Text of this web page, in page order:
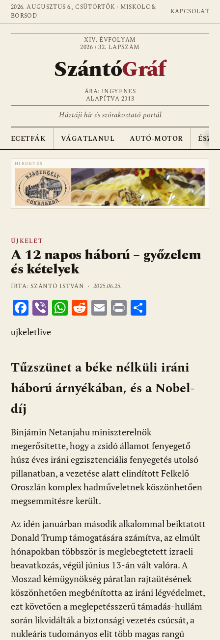
2026. AUGUSZTUS 6., CSÜTÖRTÖK · MISKOLC &
BORSOD
KAPCSOLAT
XIV. ÉVFOLYAM
2026 / 32. LAPSZÁM
SzántóGráf
ÁRA: INGYENES
ALAPÍTVA 2013
Háztáji hír és szórakoztató portál
ECETFÁK VÁGATLANUL AUTÓ-MOTOR
HIRDETÉS
ÚJKELET
A 12 napos háború – győzelem
és kételyek
ÍRTA: SZÁNTÓ ISTVÁN ·2025.06.25.
F
ac
e
o
o
Vi
er
W
A
p
p
R
t
E Pr
e
g
ujkeletlive
Tűzszünet a béke nélküli iráni
háború árnyékában, és a Nobel-
díj
Binjámin Netanjahu miniszterelnök
megerősítette, hogy a zsidó államot fenyegető
húsz éves iráni egzisztenciális fenyegetés utolsó
pillanatban, a vezetése alatt elindított Felkelő
Oroszlán komplex hadműveletnek köszönhetően
megsemmitésre került.
Az idén januárban második alkalommal beiktatott
Donald Trump támogatására számítva, az elmúlt
hónapokban többször is meglebegtetett izraeli
beavatkozás, végül június 13-án vált valóra. A
Moszad kémügynökség páratlan rajtaütésének
köszönhetően megbénította az iráni légvédelmet,
ezt követően a meglepetésszerű támadás-hullám
során likvidálták a biztonsági vezetés csúcsát, a
nukleáris tudományos elit több magas rangú